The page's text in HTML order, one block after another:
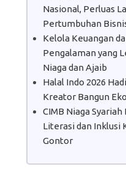
Nasional, Perluas
Pertumbuhan
Kelola Keuangan
Pengalaman yang
Niaga dan Ajaib
Halal Indo 2026
Kreator Bangun
CIMB Niaga
Literasi dan Inklusi
Gontor